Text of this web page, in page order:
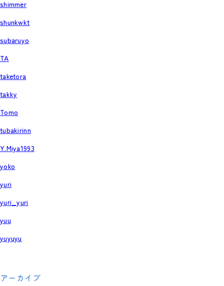
shimmer
shunkwkt
subaruyo
TA
taketora
takky
Tomo
tubakirinn
Y.Miya1993
yoko
yuri
yuri_yuri
yuu
yuyuyu
アーカイブ